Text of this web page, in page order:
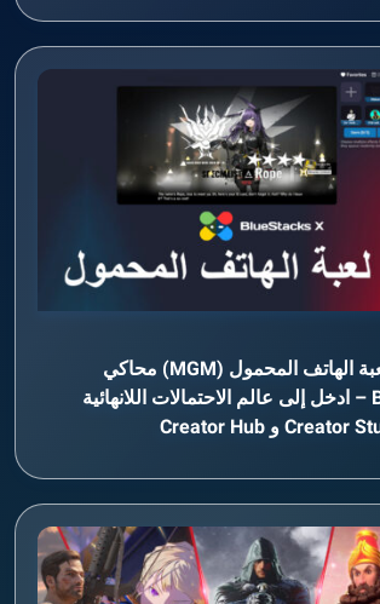
تقديم تعديل لعبة الهاتف المحمول (MGM) محاكي
BlueStacks X – ادخل إلى عالم الاحتمالات اللانهائية